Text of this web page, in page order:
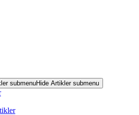
submenuHide Artikler submenu